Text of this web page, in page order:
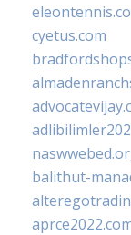
cyetus.com
balithut-